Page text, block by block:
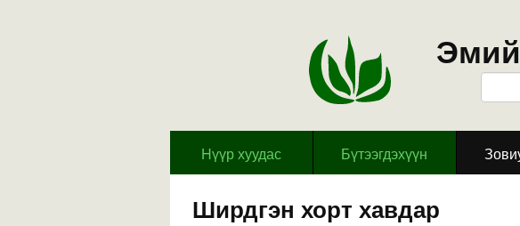
Hүүр хуудас Бүтээгдэхүүн
Ширдгэн хорт хавдар